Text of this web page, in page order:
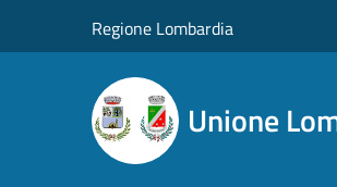
Regione Lombardia
Unione